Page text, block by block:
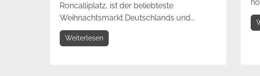
Roncalliplatz, ist der beliebteste
Weihnachtsmarkt Deutschlands und...
Weiterlesen